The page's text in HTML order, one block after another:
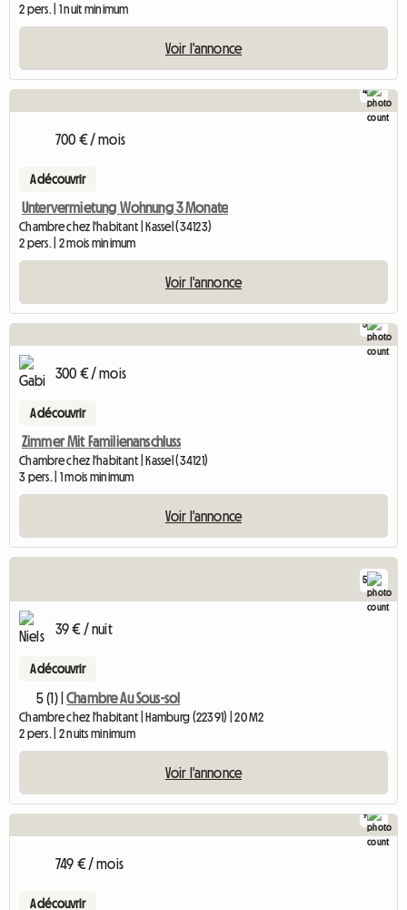
2 pers. | 1 nuit minimum
Voir l'annonce
4
700 € / mois
A découvrir
Untervermietung Wohnung 3 Monate
Chambre chez l'habitant | Kassel (34123)
2 pers. | 2 mois minimum
Voir l'annonce
5
300 € / mois
A découvrir
Zimmer Mit Familienanschluss
Chambre chez l'habitant | Kassel (34121)
3 pers. | 1 mois minimum
Voir l'annonce
5
39 € / nuit
A découvrir
5 (1) | Chambre Au Sous-sol
Chambre chez l'habitant | Hamburg (22391) | 20 M2
2 pers. | 2 nuits minimum
Voir l'annonce
9
749 € / mois
A découvrir